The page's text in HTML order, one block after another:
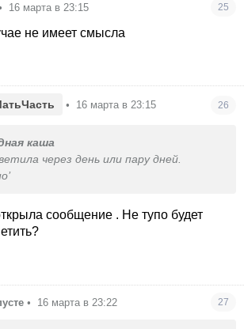
16 марта в 23:15 25
не имеет смысла
• 16 марта в 23:15 26
каша
через день или пару дней.
сообщение . Не тупо будет
• 16 марта в 23:22 27